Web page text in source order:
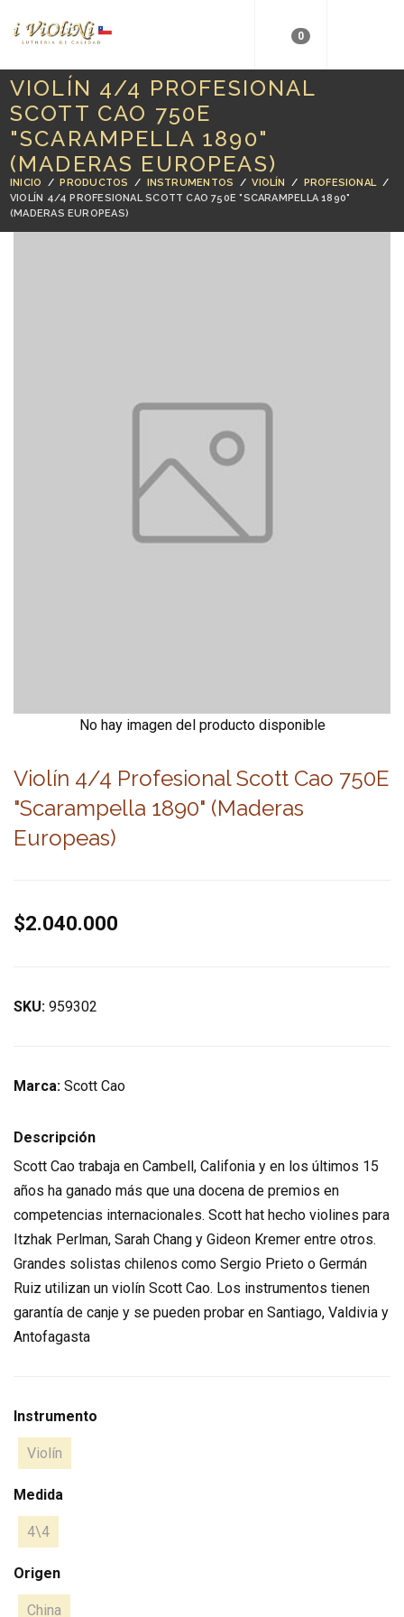
0
VIOLÍN 4/4 PROFESIONAL
SCOTT CAO 750E
"SCARAMPELLA 1890"
(MADERAS EUROPEAS)
INICIO /PRODUCTOS / INSTRUMENTOS /VIOLÍN / PROFESIONAL
/
VIOLÍN 4/4 PROFESIONAL SCOTT CAO 750E "SCARAMPELLA 1890"
(MADERAS EUROPEAS)
No hay imagen del producto disponible
Violín 4/4 Profesional Scott Cao 750E
"Scarampella 1890" (Maderas
Europeas)
$2.040.000
SKU: 959302
Marca: Scott Cao
Descripción
Scott Cao trabaja en Cambell, Califonia y en los últimos 15
años ha ganado más que una docena de premios en
competencias internacionales. Scott hat hecho violines para
Itzhak Perlman, Sarah Chang y Gideon Kremer entre otros.
Grandes solistas chilenos como Sergio Prieto o Germán
Ruiz utilizan un violín Scott Cao. Los instrumentos tienen
garantía de canje y se pueden probar en Santiago, Valdivia y
Antofagasta
Instrumento
Violín
Medida
4\4
Origen
China